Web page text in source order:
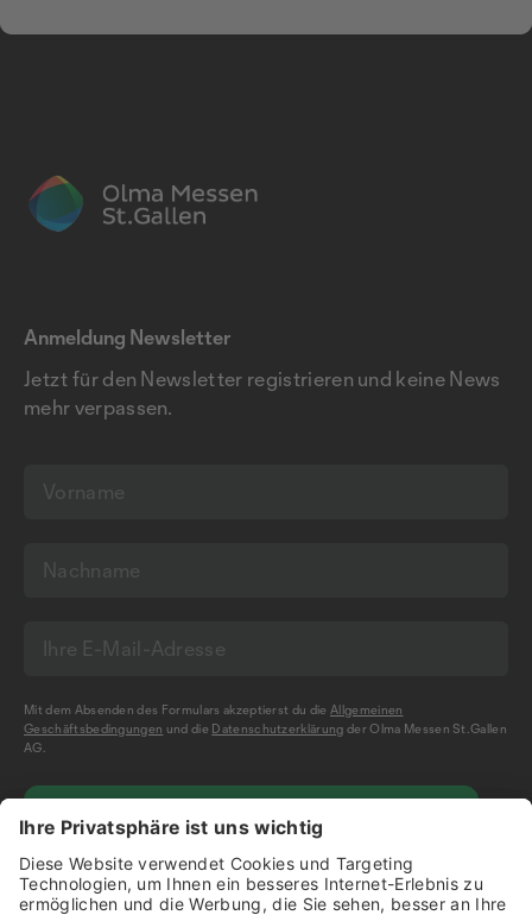
Anmeldung Newsletter
Jetzt für den Newsletter registrieren und keine News
mehr verpassen.
Mit dem Absenden des Formulars akzeptierst du dieAllgemeinen
Geschäftsbedingungen und die Datenschutzerklärung der Olma Messen St.Gallen
AG.